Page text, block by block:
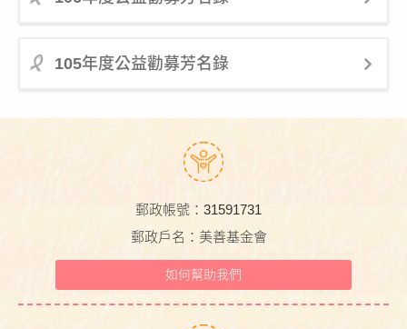
105年度公益勸募芳名錄
郵政帳號：31591731
郵政戶名：美善基金會
如何幫助我們